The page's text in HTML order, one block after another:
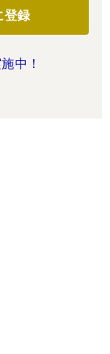
登録
中！